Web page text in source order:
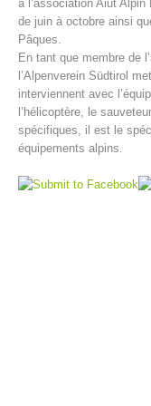
à l’association Aiut
de juin à octobre ainsi
Pâques.
En tant que membre de
l’Alpenverein Südtirol
interviennent avec
l’hélicoptère, le
spécifiques, il est le
équipements alpins.